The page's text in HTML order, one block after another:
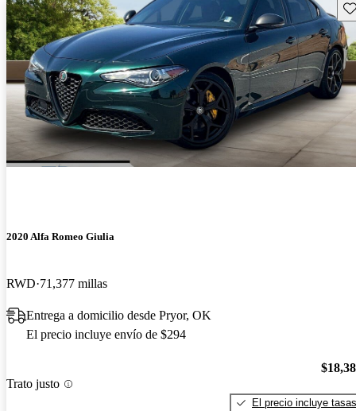
2020 Alfa Romeo Giulia
RWD 71,377 millas
Entrega a domicilio desde Pryor, OK
El precio incluye envío de $294
Trato justo
El precio incluye tasas